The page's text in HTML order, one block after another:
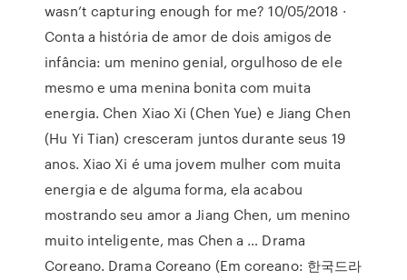
wasn’t capturing enough for me? 10/05/2018 ·
Conta a história de amor de dois amigos de
infância: um menino genial, orgulhoso de ele
mesmo e uma menina bonita com muita
energia. Chen Xiao Xi (Chen Yue) e Jiang Chen
(Hu Yi Tian) cresceram juntos durante seus 19
anos. Xiao Xi é uma jovem mulher com muita
energia e de alguma forma, ela acabou
mostrando seu amor a Jiang Chen, um menino
muito inteligente, mas Chen a … Drama
Coreano. Drama Coreano (Em coreano: 한국드라